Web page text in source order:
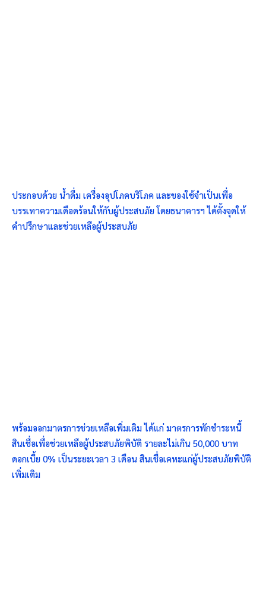
ประกอบด้วย น้ำดื่ม เครื่องอุปโภคบริโภค และของใช้จำเป็นเพื่อ
บรรเทาความเดือดร้อนให้กับผู้ประสบภัย โดยธนาคารฯ ได้ตั้งจุดให้
คำปรึกษาและช่วยเหลือผู้ประสบภัย
พร้อมออกมาตรการช่วยเหลือเพิ่มเติม ได้แก่ มาตรการพักชำระหนี้
สินเชื่อเพื่อช่วยเหลือผู้ประสบภัยพิบัติ รายละไม่เกิน 50,000 บาท
ดอกเบี้ย 0% เป็นระยะเวลา 3 เดือน สินเชื่อเคหะแก่ผู้ประสบภัยพิบัติ
เพิ่มเติม